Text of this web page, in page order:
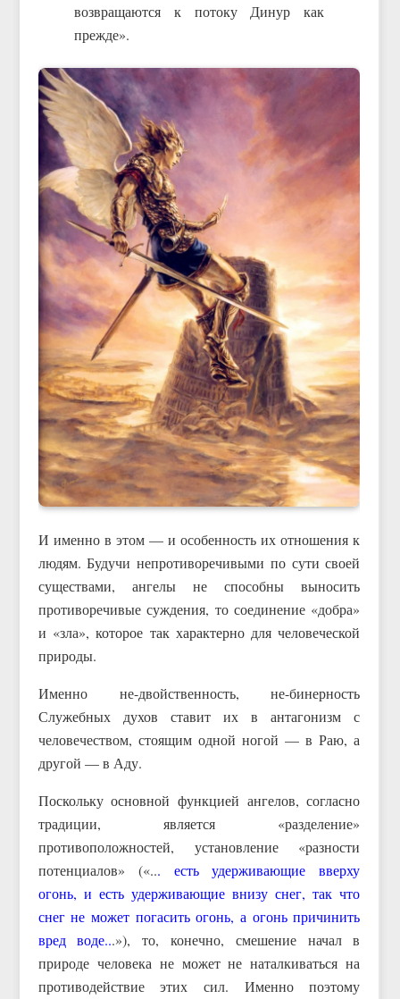
возвращаются к потоку Динур как
прежде».
И именно в этом — и особенность их отношения к
людям. Будучи непротиворечивыми по сути своей
существами, ангелы не способны выносить
противоречивые суждения, то соединение «добра»
и «зла», которое так характерно для человеческой
природы.
Именно не-двойственность, не-бинерность
Служебных духов ставит их в антагонизм с
человечеством, стоящим одной ногой — в Раю, а
другой — в Аду.
Поскольку основной функцией ангелов, согласно
традиции, является «разделение»
противоположностей, установление «разности
потенциалов» («... есть удерживающие вверху
огонь, и есть удерживающие внизу снег, так что
снег не может погасить огонь, а огонь причинить
вред воде...»), то, конечно, смешение начал в
природе человека не может не наталкиваться на
противодействие этих сил. Именно поэтому